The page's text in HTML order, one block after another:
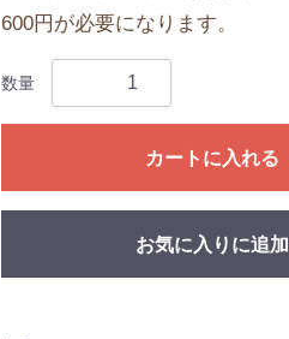
600円が必要になります。
数量
カートに入れる
お気に入りに追加